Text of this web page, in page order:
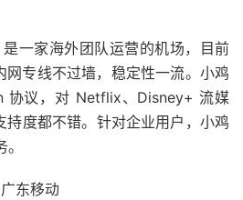
一家海外团队运营的机场，目前
网专线不过墙，稳定性一流。小鸡
协议，对 Netflix、Disney+ 流媒
度都不错。针对企业用户，小鸡
东移动